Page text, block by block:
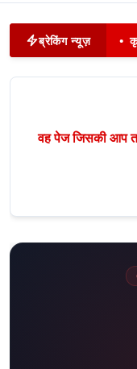
ब्रेकिंग न्यूज़ •
वह पेज जिसकी आप